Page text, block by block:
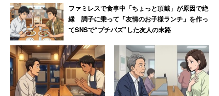
ファミレスで食事中「ちょっと頂戴」が原因で絶
縁 調子に乗って「友情のお子様ランチ」を作っ
てSNSで“プチバズ”した友人の末路